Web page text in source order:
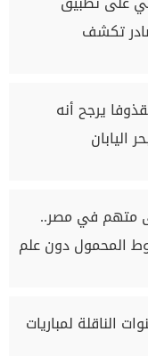
تكشف
يرجح أنه
اليابان
متهم في مصر..
المحمول دون علم
الناقلة لمباريات